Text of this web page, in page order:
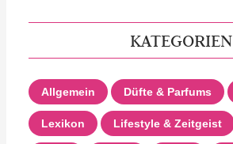
KATEGORIEN
Allgemein Düfte & Parfums
Lexikon Lifestyle & Zeitgeist